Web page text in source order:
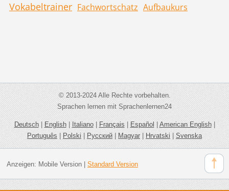
Vokabeltrainer Fachwortschatz Aufbaukurs
© 2013-2024 Alle Rechte vorbehalten.
Sprachen lernen mit Sprachenlernen24
Deutsch|English|Italiano|Français|Español|American English|
Português|Polski|Русский|Magyar|Hrvatski|Svenska
Anzeigen: Mobile Version| Standard Version